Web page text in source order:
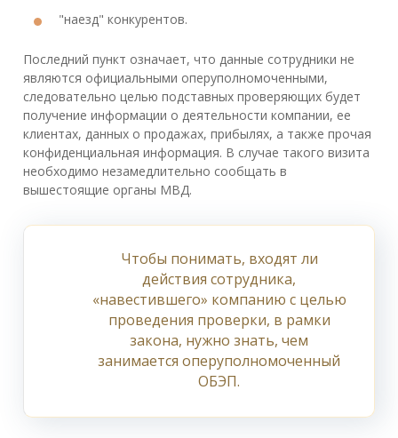
"наезд" конкурентов.
Последний пункт означает, что данные сотрудники не
являются официальными оперуполномоченными,
следовательно целью подставных проверяющих будет
получение информации о деятельности компании, ее
клиентах, данных о продажах, прибылях, а также прочая
конфиденциальная информация. В случае такого визита
необходимо незамедлительно сообщать в
вышестоящие органы МВД.
Чтобы понимать, входят ли
действия сотрудника,
«навестившего» компанию с целью
проведения проверки, в рамки
закона, нужно знать, чем
занимается оперуполномоченный
ОБЭП.